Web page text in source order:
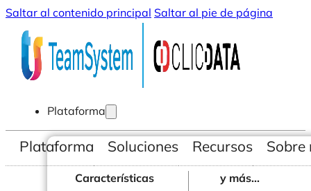
Saltar al contenido principal Saltar al pie de página
Plataforma
Características
y más...
Plataforma Soluciones Recursos Sobre